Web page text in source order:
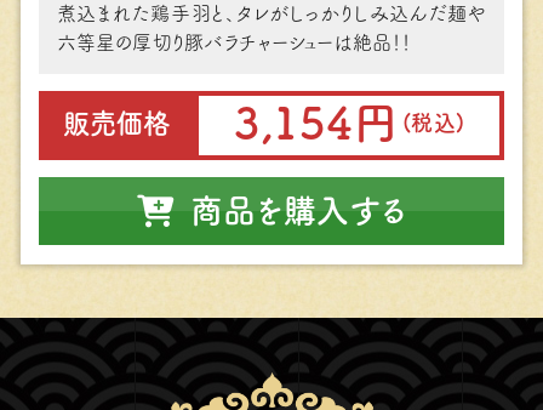
煮込まれた鶏⼿⽻と、タレがしっかりしみ込んだ麺や
六等星の厚切り豚バラチャーシューは絶品！！
販売価格 3,154円 (税込)
商品を購入する